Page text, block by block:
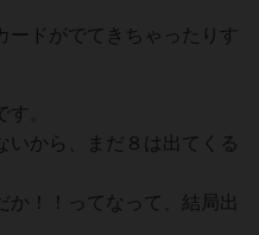
ドがでてきちゃったりす
。
いから、まだ８は出てくる
か！！ってなって、結局出